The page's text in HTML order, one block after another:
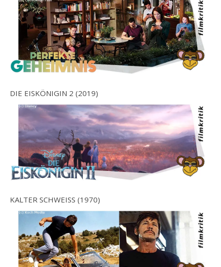
DIE EISKÖNIGIN 2 (2019)
KALTER SCHWEISS (1970)